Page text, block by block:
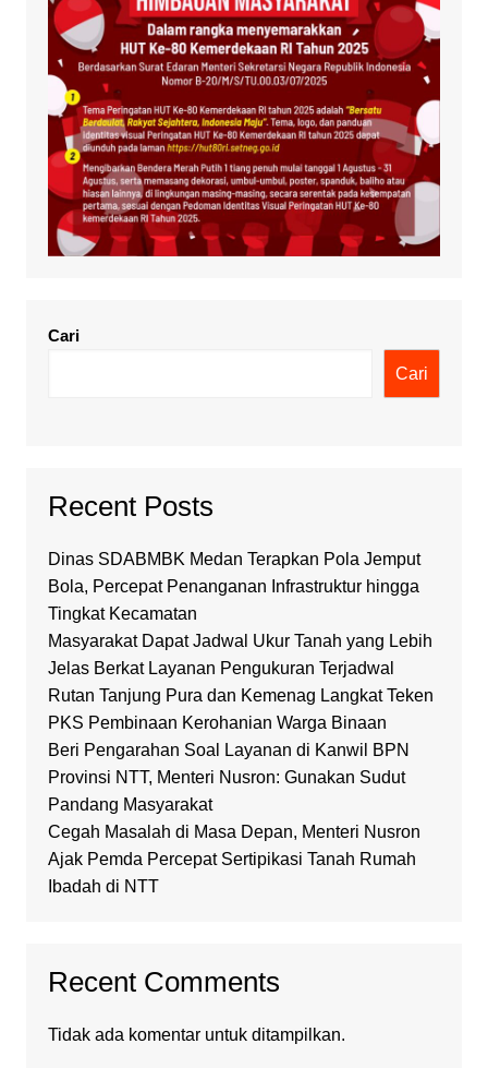
Cari
Cari
Recent Posts
Dinas SDABMBK Medan Terapkan Pola Jemput
Bola, Percepat Penanganan Infrastruktur hingga
Tingkat Kecamatan
Masyarakat Dapat Jadwal Ukur Tanah yang Lebih
Jelas Berkat Layanan Pengukuran Terjadwal
Rutan Tanjung Pura dan Kemenag Langkat Teken
PKS Pembinaan Kerohanian Warga Binaan
Beri Pengarahan Soal Layanan di Kanwil BPN
Provinsi NTT, Menteri Nusron: Gunakan Sudut
Pandang Masyarakat
Cegah Masalah di Masa Depan, Menteri Nusron
Ajak Pemda Percepat Sertipikasi Tanah Rumah
Ibadah di NTT
Recent Comments
Tidak ada komentar untuk ditampilkan.